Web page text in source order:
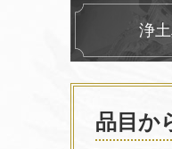
浄
品目か